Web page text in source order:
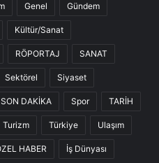
Genel Gündem
Kültür/Sanat
RÖPORTAJ SANAT
Sektörel Siyaset
SON DAKİKA Spor TARİH
Turizm Türkiye Ulaşım
HABER İş Dünyası